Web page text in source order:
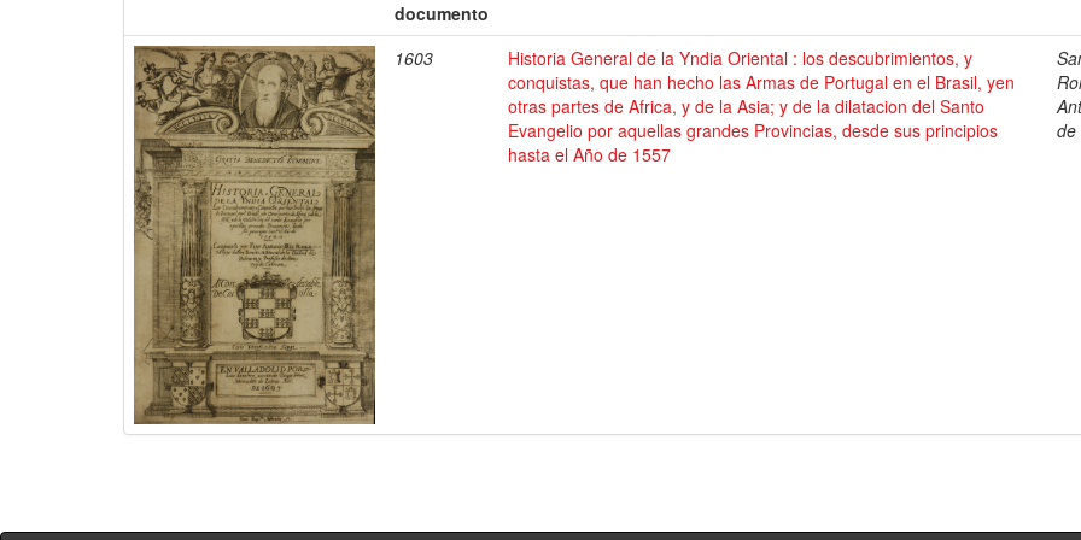
documento
1603
Historia General de la Yndia Oriental : los descubrimientos, y
conquistas, que han hecho las Armas de Portugal en el Brasil, yen
otras partes de Africa, y de la Asia; y de la dilatacion del Santo
Evangelio por aquellas grandes Provincias, desde sus principios
hasta el Año de 1557
de